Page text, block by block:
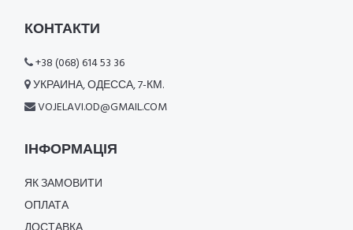
КОНТАКТИ
+38 (068) 614 53 36
УКРАИНА, ОДЕССА, 7-КМ.
VOJELAVI.OD@GMAIL.COM
ІНФОРМАЦІЯ
ЯК ЗАМОВИТИ
ОПЛАТА